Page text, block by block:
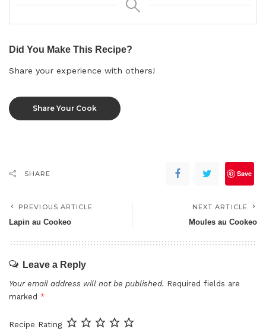
Did You Make This Recipe?
Share your experience with others!
Share Your Cook
SHARE Save
PREVIOUS ARTICLE
Lapin au Cookeo
NEXT ARTICLE
Moules au Cookeo
Leave a Reply
Your email address will not be published. Required fields are
marked *
Recipe Rating